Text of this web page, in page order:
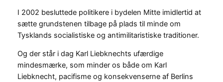
I 2002 besluttede politikere i bydelen Mitte imidlertid at
sætte grundstenen tilbage på plads til minde om
Tysklands socialistiske og antimilitaristiske traditioner.
Og der står i dag Karl Liebknechts ufærdige
mindesmærke, som minder os både om Karl
Liebknecht, pacifisme og konsekvenserne af Berlins